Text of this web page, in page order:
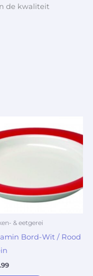
de kwaliteit
& eetgerei
Bord-Wit / Rood